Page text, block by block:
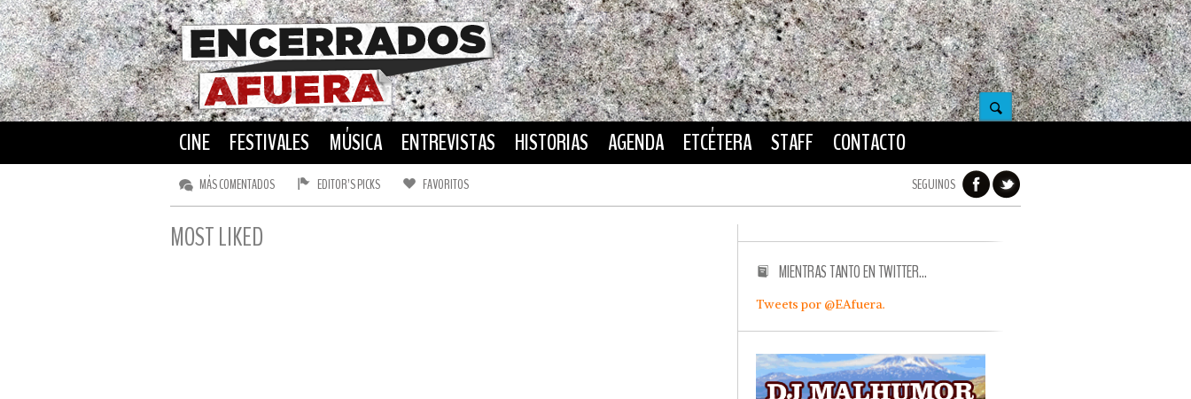
CINE FESTIVALES MÚSICA ENTREVISTAS HISTORIAS AGENDA ETCÉTERA STAFF CONTACTO
SEGUINOS
MÁS COMENTADOS EDITOR’S PICKS FAVORITOS
MOST LIKED
MIENTRAS TANTO EN TWITTER…
Tweets por @EAfuera.